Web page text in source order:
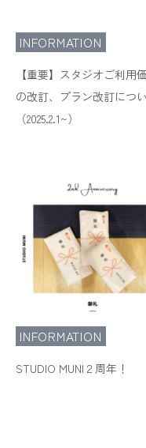
INFORMATION
【重要】スタジオご利用
の改訂、プラン改訂につ
（2025.2.1~）
INFORMATION
STUDIO MUNI２周年！